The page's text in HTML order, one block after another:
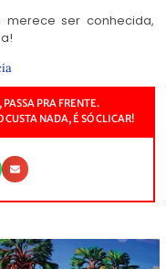
ser conhecida,
PRA FRENTE.
CUSTA NADA, É SÓ CLICAR!